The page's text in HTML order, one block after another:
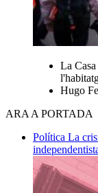
La
Hugo
ARA A PORTADA
Política La